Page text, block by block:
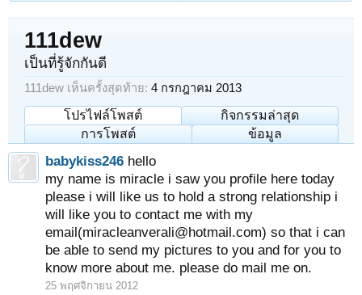
111dew
เป็นที่รู้จักกันดี
111dew เห็นครั้งสุดท้าย: 4 กรกฎาคม 2013
โปรไฟล์โพสต์
กิจกรรมล่าสุด
การโพสต์
ข้อมูล
babykiss246 hello
my name is miracle i saw you profile here today
please i will like us to hold a strong relationship i
will like you to contact me with my
email(miracleanverali@hotmail.com) so that i can
be able to send my pictures to you and for you to
know more about me. please do mail me on.
25 พฤศจิกายน 2012